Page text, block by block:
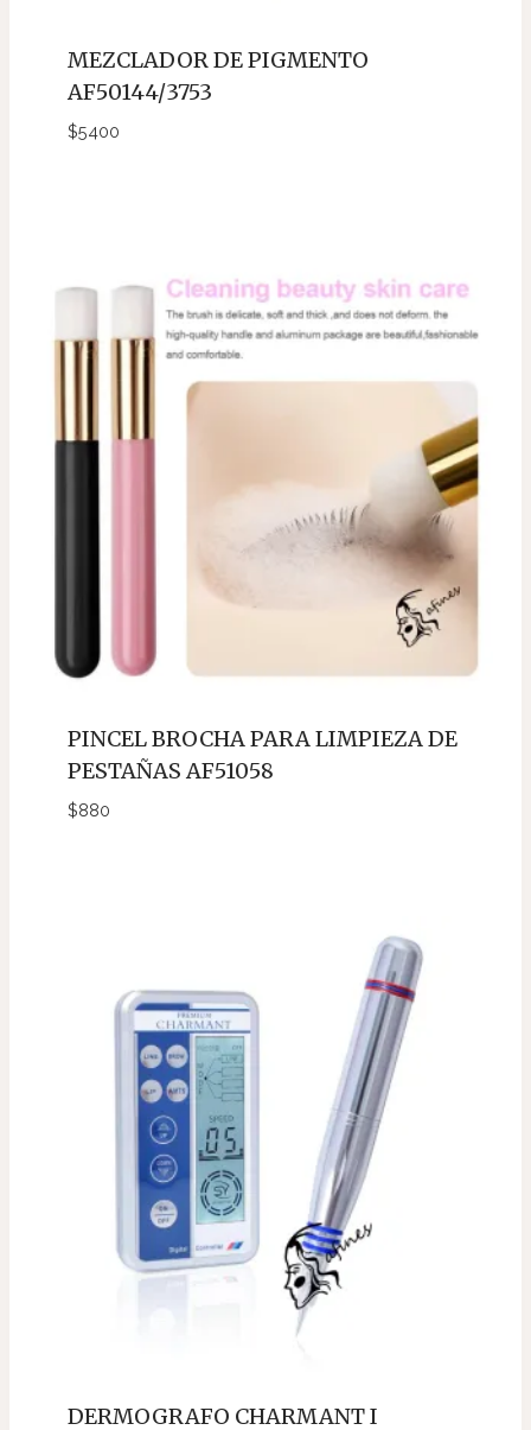
MEZCLADOR DE PIGMENTO
AF50144/3753
$5400
PINCEL BROCHA PARA LIMPIEZA DE
PESTAÑAS AF51058
$880
DERMOGRAFO CHARMANT I